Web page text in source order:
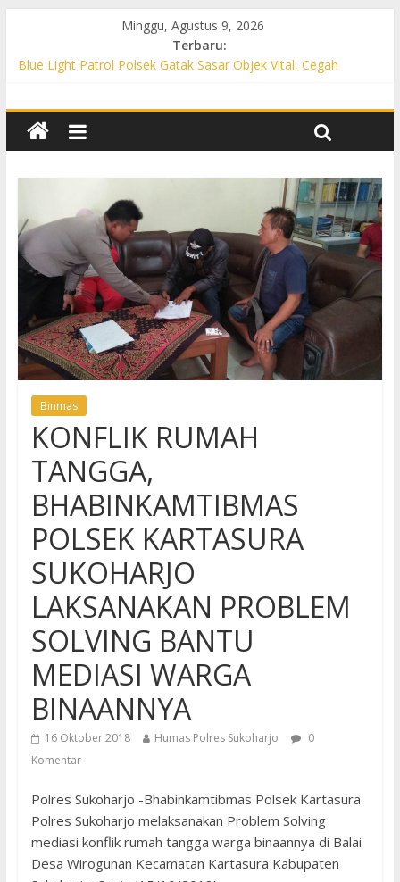
Minggu, Agustus 9, 2026
Terbaru:
Blue Light Patrol Polsek Gatak Sasar Objek Vital, Cegah
Permukiman, Antisipasi 3C dan Gangguan Kamtibmas
Patroli KRYD Polsek Baki Sisir Titik Rawan, Cegah 3C hingga
Patroli Blue Light Polsek Nguter Sasar Perbankan hingga
Permukiman, Antisipasi 3C dan Gangguan Kamtibmas
Blue Light Patrol Polsek Tawangsari Sisir Belasan Desa, Cegah
Kejahatan 3C dan Gangguan Kamtibmas
Binmas
KONFLIK RUMAH
TANGGA,
BHABINKAMTIBMAS
POLSEK KARTASURA
SUKOHARJO
LAKSANAKAN PROBLEM
SOLVING BANTU
MEDIASI WARGA
BINAANNYA
16 Oktober 2018 Humas Polres Sukoharjo
0
Komentar
Polres Sukoharjo -Bhabinkamtibmas Polsek Kartasura
Polres Sukoharjo melaksanakan Problem Solving
mediasi konflik rumah tangga warga binaannya di Balai
Desa Wirogunan Kecamatan Kartasura Kabupaten